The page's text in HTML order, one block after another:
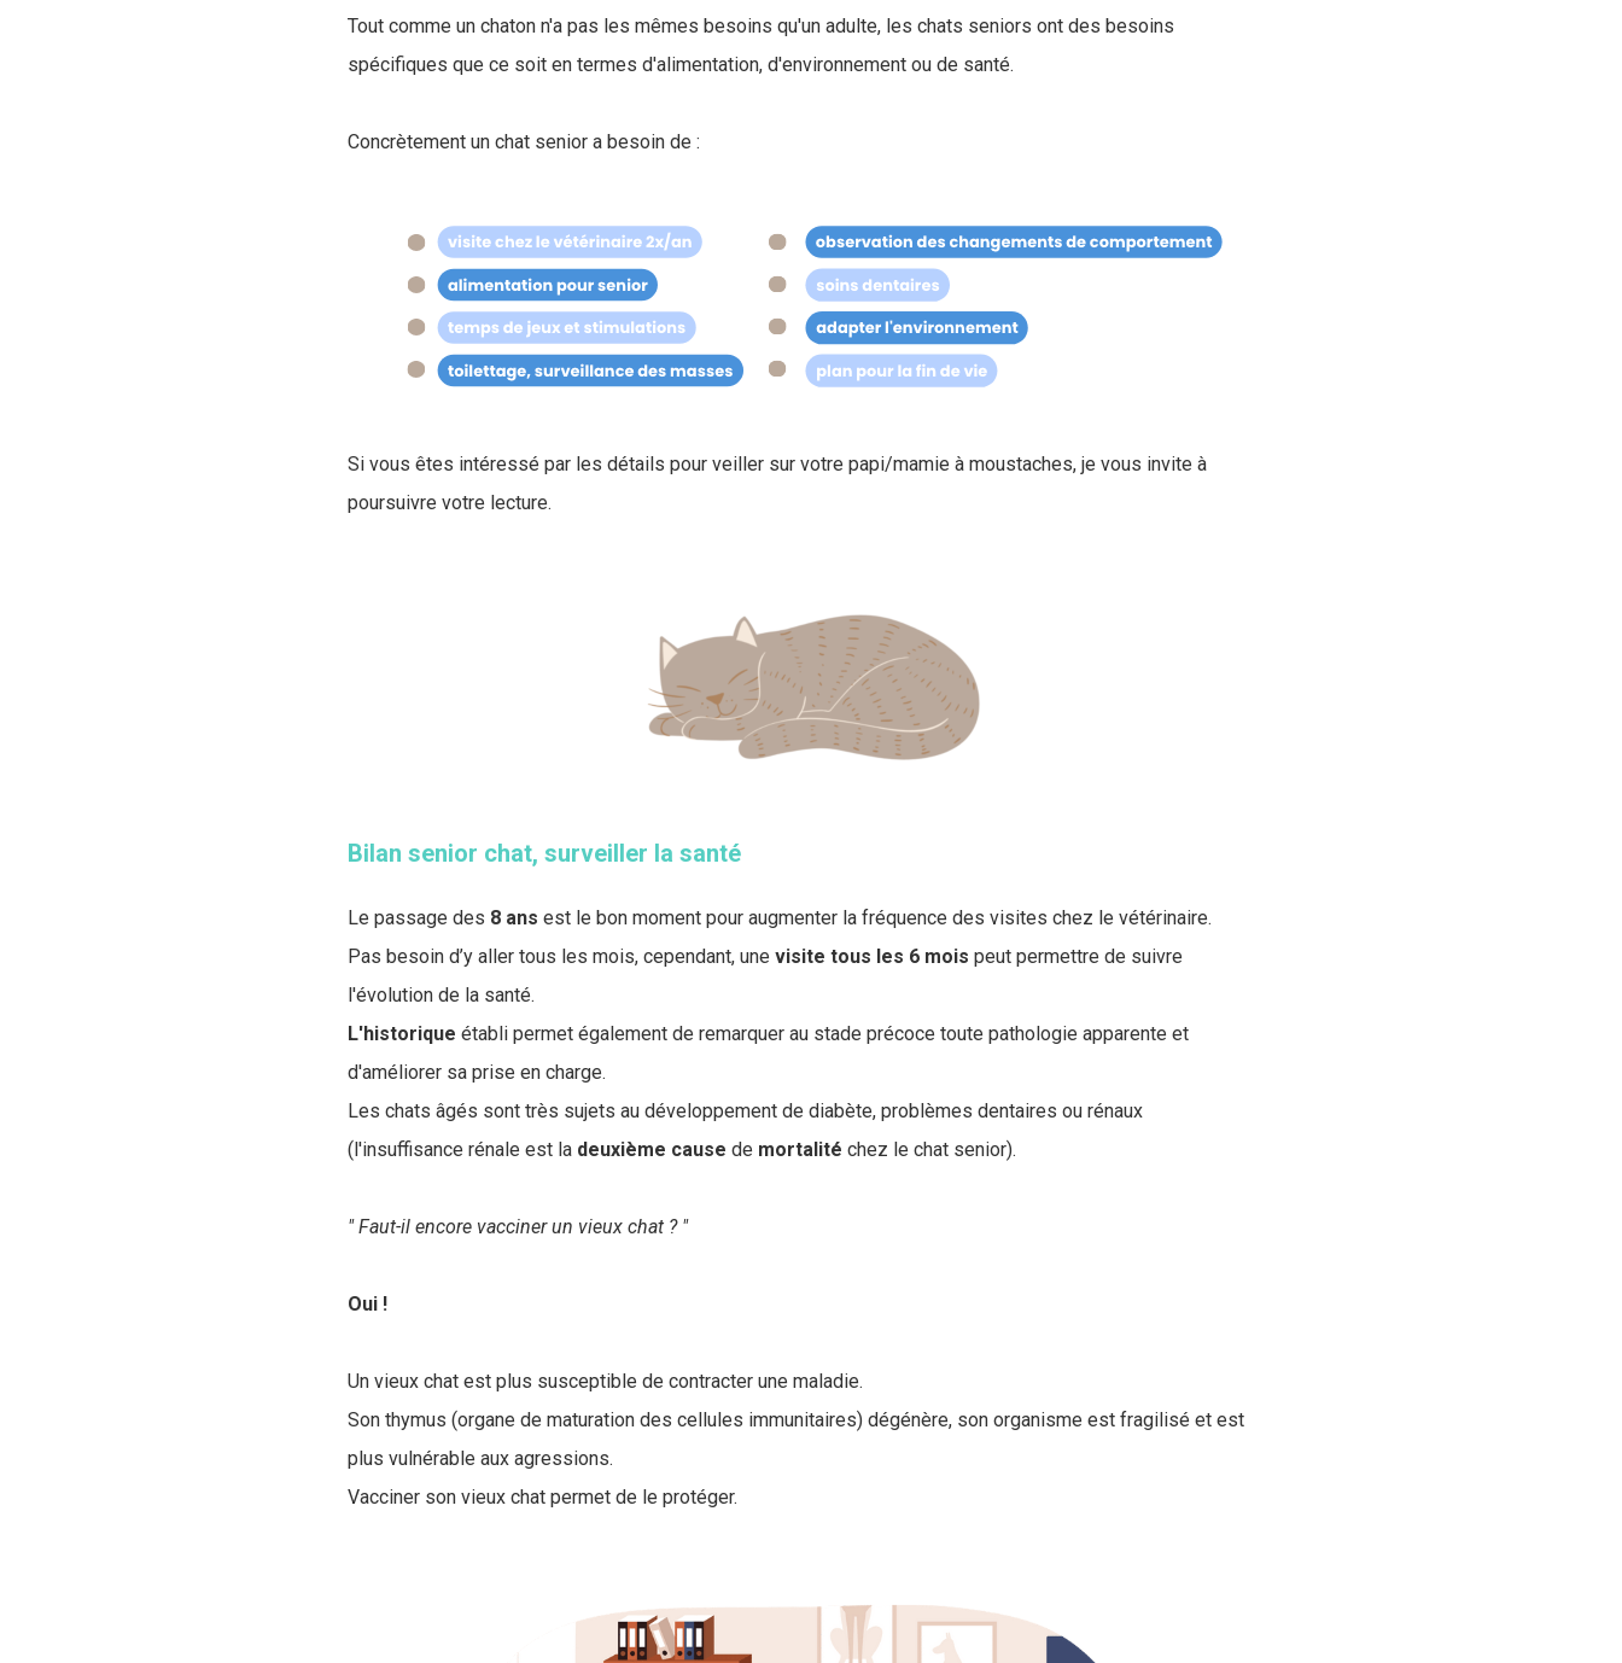
Tout comme un chaton n'a pas les mêmes besoins qu'un adulte, les chats seniors ont des besoins
spécifiques que ce soit en termes d'alimentation, d'environnement ou de santé.
Concrètement un chat senior a besoin de :
Si vous êtes intéressé par les détails pour veiller sur votre papi/mamie à moustaches, je vous invite à
poursuivre votre lecture.
Bilan senior chat, surveiller la santé
Le passage des 8 ans est le bon moment pour augmenter la fréquence des visites chez le vétérinaire.
Pas besoin d’y aller tous les mois, cependant, une visite tous les 6 mois peut permettre de suivre
l'évolution de la santé.
L'historique établi permet également de remarquer au stade précoce toute pathologie apparente et
d'améliorer sa prise en charge.
Les chats âgés sont très sujets au développement de diabète, problèmes dentaires ou rénaux
(l'insuffisance rénale est la deuxième cause de mortalité chez le chat senior).
" Faut-il encore vacciner un vieux chat ? "
Oui !
Un vieux chat est plus susceptible de contracter une maladie.
Son thymus (organe de maturation des cellules immunitaires) dégénère, son organisme est fragilisé et est
plus vulnérable aux agressions.
Vacciner son vieux chat permet de le protéger.